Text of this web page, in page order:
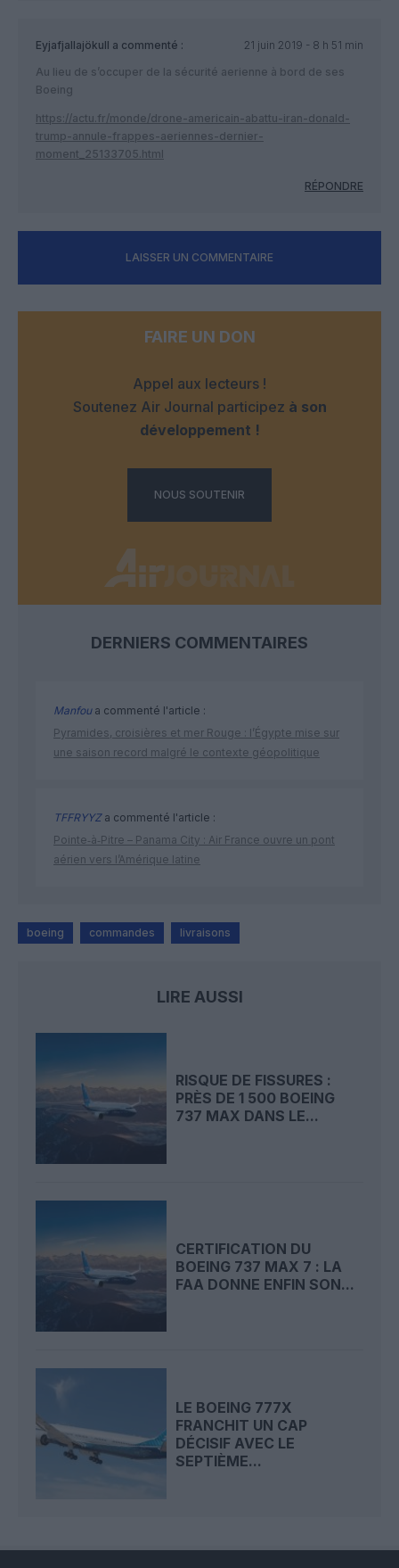
Eyjafjallajökull a commenté :
21 juin 2019 - 8 h 51 min
Au lieu de s’occuper de la sécurité aerienne à bord de ses
Boeing
https://actu.fr/monde/drone-americain-abattu-iran-donald-
trump-annule-frappes-aeriennes-dernier-
moment_25133705.html
RÉPONDRE
LAISSER UN COMMENTAIRE
FAIRE UN DON
Appel aux lecteurs !
Soutenez Air Journal participez à son
développement !
NOUS SOUTENIR
DERNIERS COMMENTAIRES
Manfoua commenté l'article :
Pyramides, croisières et mer Rouge : l’Égypte mise sur
une saison record malgré le contexte géopolitique
TFFRYYZa commenté l'article :
Pointe‑à‑Pitre – Panama City : Air France ouvre un pont
aérien vers l’Amérique latine
boeing commandes livraisons
LIRE AUSSI
RISQUE DE FISSURES :
PRÈS DE 1 500 BOEING
737 MAX DANS LE...
CERTIFICATION DU
BOEING 737 MAX 7 : LA
FAA DONNE ENFIN SON...
LE BOEING 777X
FRANCHIT UN CAP
DÉCISIF AVEC LE
SEPTIÈME...